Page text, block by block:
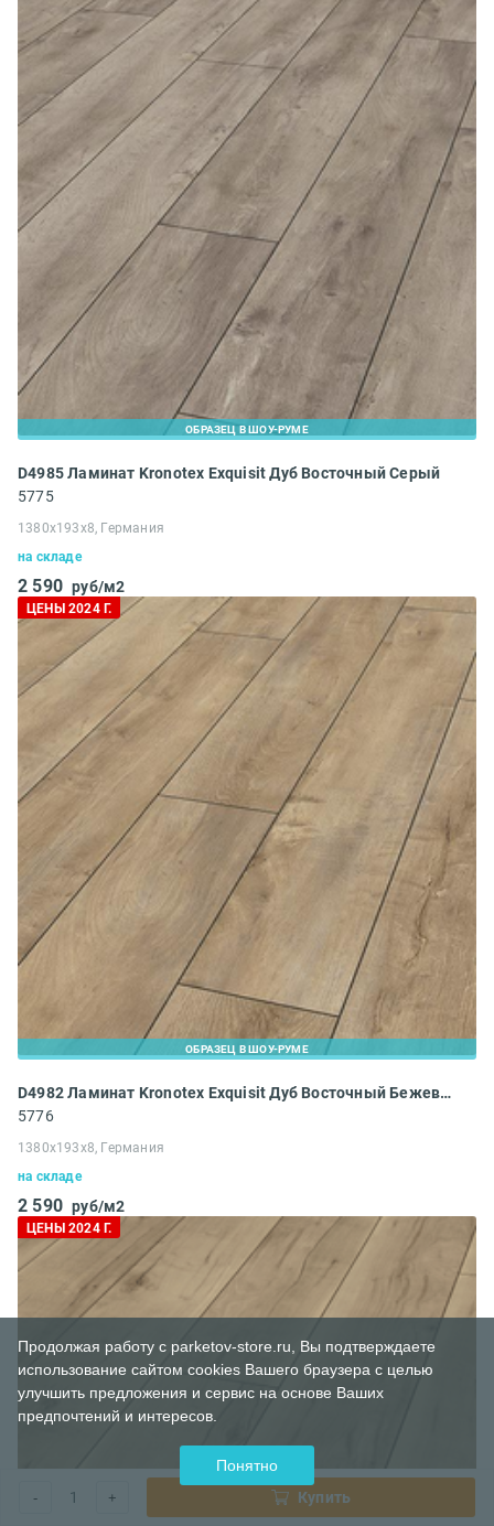
- 1 + Купить
ОБРАЗЕЦ В ШОУ-РУМЕ
D4985 Ламинат Kronotex Exquisit Дуб Восточный Серый
5775
1380x193x8, Германия
на складе
2 590 руб/м2
ОБРАЗЕЦ В ШОУ-РУМЕ
ЦЕНЫ 2024 Г.
D4982 Ламинат Kronotex Exquisit Дуб Восточный Бежевый
5776
1380x193x8, Германия
на складе
2 590 руб/м2
ЦЕНЫ 2024 Г.
Продолжая работу с parketov-store.ru, Вы подтверждаете
использование сайтом cookies Вашего браузера с целью
улучшить предложения и сервис на основе Ваших
предпочтений и интересов.
Понятно